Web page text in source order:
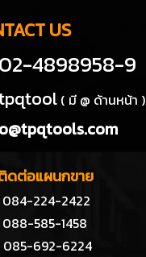
US
02-4898958-9
( มี @ ด้านหน้า )
ดต่อแผนกขาย
084-224-2422
088-585-1458
085-692-6224